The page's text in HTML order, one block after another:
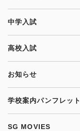
中学入試
高校入試
お知らせ
学校案内パンフレット
SG MOVIES